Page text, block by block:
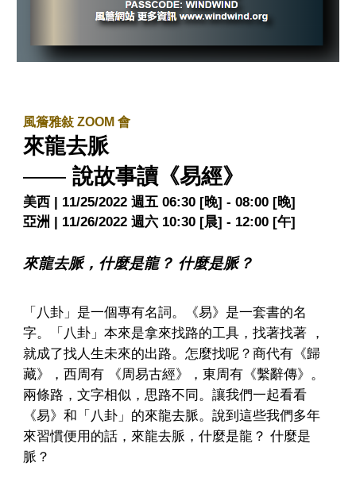
風簷雅敍 ZOOM 會
來龍去脈
——說故事讀《易經》
美西 | 11/25/2022 週五 06:30 [晚] - 08:00 [晚]
亞洲 | 11/26/2022 週六 10:30 [晨] - 12:00 [午]
來龍去脈，什麼是龍？ 什麼是脈？
「八卦」是一個專有名詞。《易》是一套書的名
字。「八卦」本來是拿來找路的工具，找著找著 ，
就成了找人生未來的出路。怎麼找呢？商代有《歸
藏》，西周有 《周易古經》，東周有《繫辭傳》。
兩條路，文字相似，思路不同。讓我們一起看看
《易》和「八卦」的來龍去脈。說到這些我們多年
來習慣便用的話， 來龍去脈，什麼是龍？ 什麼是
脈？